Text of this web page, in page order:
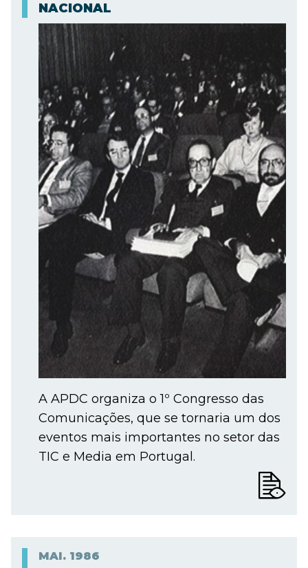
NACIONAL
A APDC organiza o 1º Congresso das
Comunicações, que se tornaria um dos
eventos mais importantes no setor das
TIC e Media em Portugal.
MAI. 1986